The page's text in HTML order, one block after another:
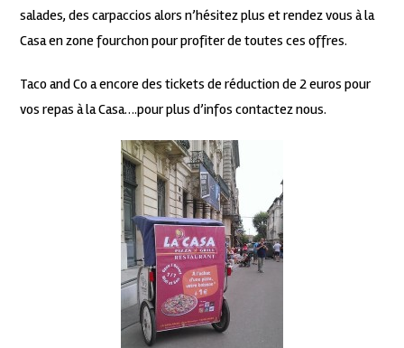
salades, des carpaccios alors n’hésitez plus et rendez vous à la
Casa en zone fourchon pour profiter de toutes ces offres.
Taco and Co a encore des tickets de réduction de 2 euros pour
vos repas à la Casa….pour plus d’infos contactez nous.